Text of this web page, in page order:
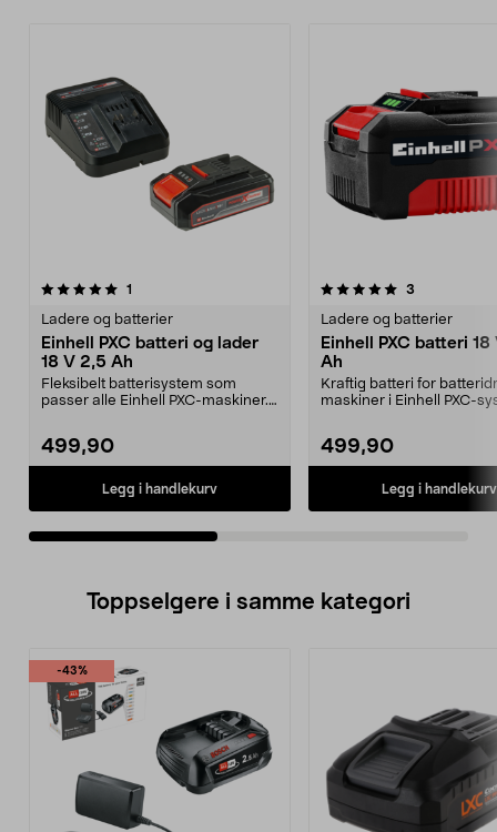
1
Ladere og batterier
Einhell PXC batteri og lader
18 V 2,5 Ah
Fleksibelt batterisystem som
passer alle Einhell PXC-maskiner.
499,90
Legg i handlekurv
5.0av 5 stjerner 3
Ladere og batterier
Einhell PXC batteri
Ah
Kraftig batteri for
maskiner i Einhell PXC-
499,90
Legg i handlekurv
0.0 av 5 stjerner
Toppselgere i samme kategori
-43%